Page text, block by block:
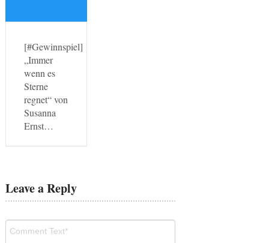
[#Gewinnspiel]
„Immer
wenn es
Sterne
regnet“ von
Susanna
Ernst…
Leave a Reply